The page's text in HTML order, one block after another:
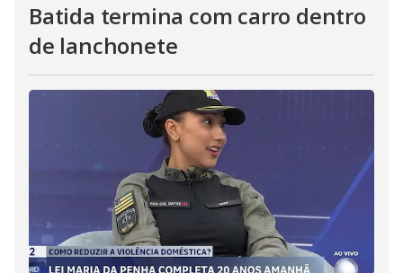
Batida termina com carro dentro
de lanchonete